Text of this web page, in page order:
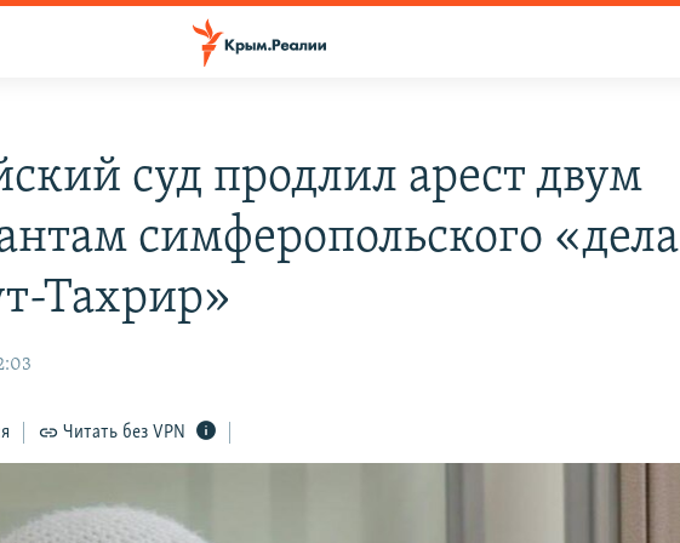
суд продлил арест двум
симферопольского «дела
Тахрир»
Читать без VPN